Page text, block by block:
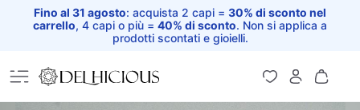
Fino al 31 agosto: acquista 2 capi = 30% di sconto nel
carrello, 4 capi o più = 40% di sconto. Non si applica a
prodotti scontati e gioielli.
Home